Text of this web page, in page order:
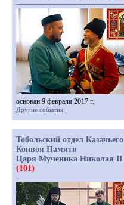
основан 9 февраля 2017 г.
Другие события
Тобольский отдел Казачьего
Конвоя Памяти
Царя Мученика Николая II
(101)